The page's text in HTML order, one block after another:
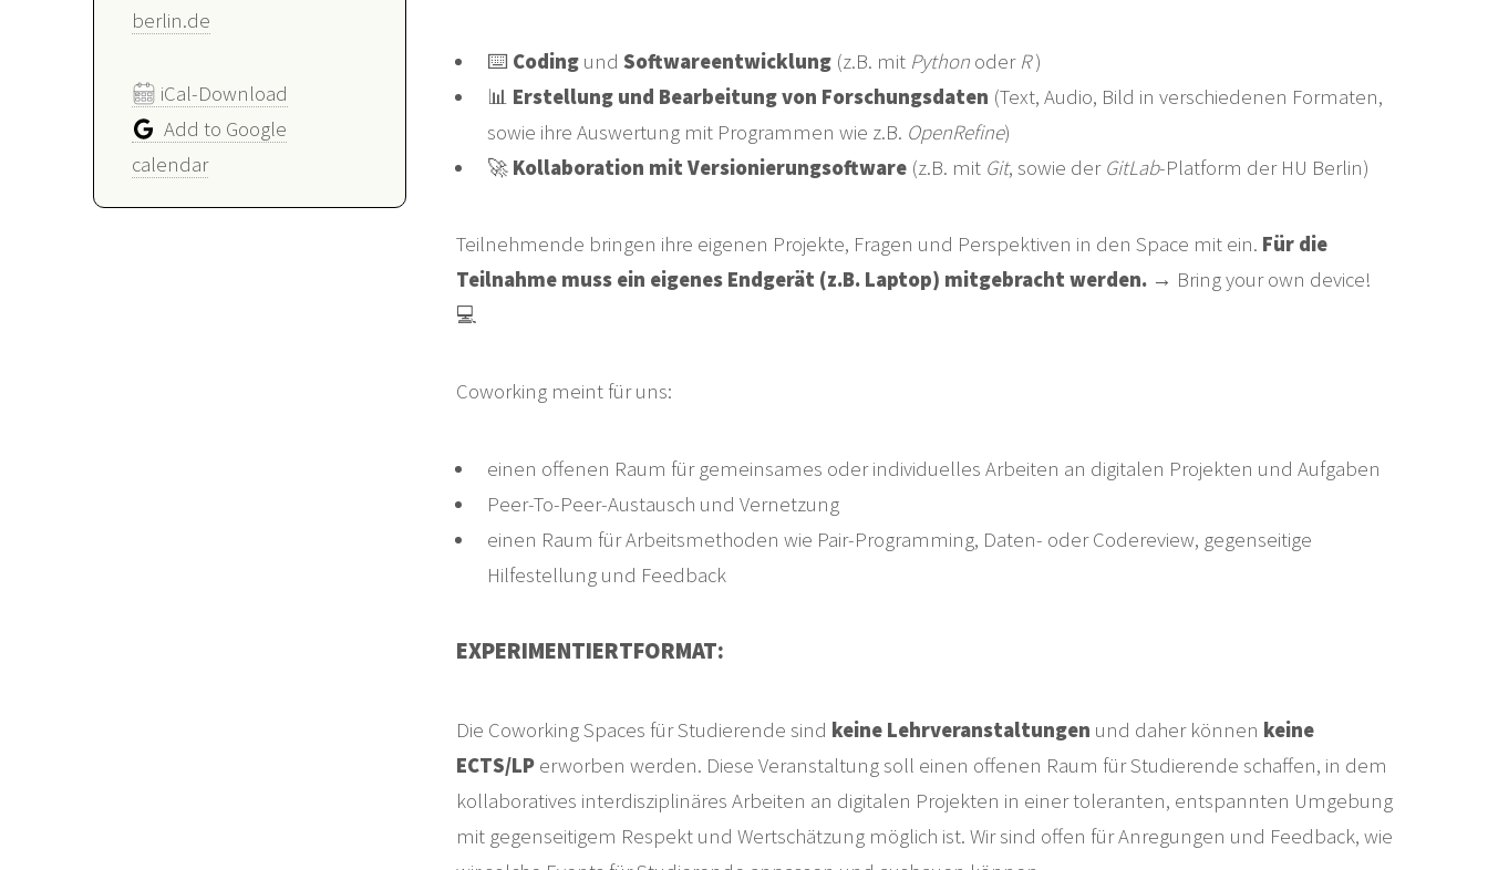
berlin.de
iCal-Download
Add to Google
calendar
⌨️ Codingund Softwareentwicklung(z.B. mit Pythonoder R)
📊 Erstellung und Bearbeitung von Forschungsdaten (Text, Audio, Bild in verschiedenen Formaten,
sowie ihre Auswertung mit Programmen wie z.B. OpenRefine)
🚀 Kollaboration mit Versionierungsoftware(z.B. mit Git, sowie der GitLab-Platform der HU Berlin)
Teilnehmende bringen ihre eigenen Projekte, Fragen und Perspektiven in den Space mit ein. Für die
Teilnahme muss ein eigenes Endgerät (z.B. Laptop) mitgebracht werden.→ Bring your own device!
💻
Coworking meint für uns:
einen offenen Raum für gemeinsames oder individuelles Arbeiten an digitalen Projekten und Aufgaben
Peer-To-Peer-Austausch und Vernetzung
einen Raum für Arbeitsmethoden wie Pair-Programming, Daten- oder Codereview, gegenseitige
Hilfestellung und Feedback
EXPERIMENTIERTFORMAT:
Die Coworking Spaces für Studierende sind keine Lehrveranstaltungen und daher können keine
ECTS/LPerworben werden. Diese Veranstaltung soll einen offenen Raum für Studierende schaffen, in dem
kollaboratives interdisziplinäres Arbeiten an digitalen Projekten in einer toleranten, entspannten Umgebung
mit gegenseitigem Respekt und Wertschätzung möglich ist. Wir sind offen für Anregungen und Feedback, wie